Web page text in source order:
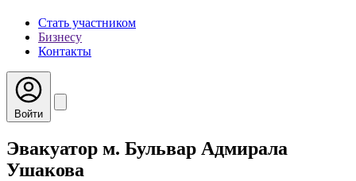
Стать участником
Бизнесу
Контакты
Войти
Эвакуатор м. Бульвар Адмирала
Ушакова